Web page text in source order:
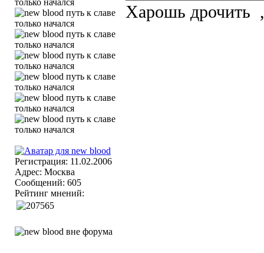
Регистрация: 11.02.2006
Адрес: Москва
Сообщений: 605
Рейтинг мнений:
Харошь дрочить